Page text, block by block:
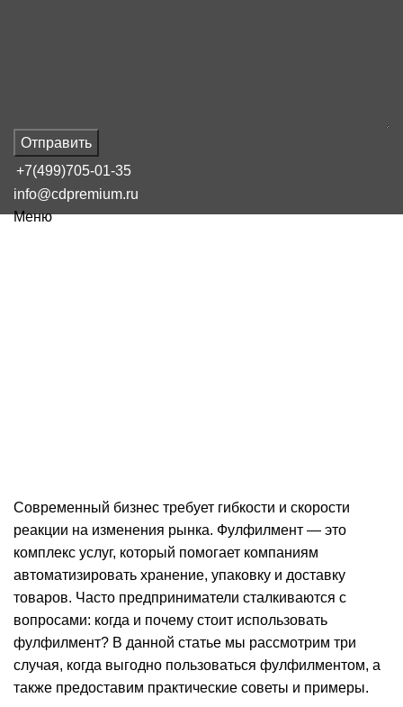
Отправить
+7(499)705-01-35
info@cdpremium.ru
Меню
Современный бизнес требует гибкости и скорости
реакции на изменения рынка. Фулфилмент — это
комплекс услуг, который помогает компаниям
автоматизировать хранение, упаковку и доставку
товаров. Часто предприниматели сталкиваются с
вопросами: когда и почему стоит использовать
фулфилмент? В данной статье мы рассмотрим три
случая, когда выгодно пользоваться фулфилментом, а
также предоставим практические советы и примеры.